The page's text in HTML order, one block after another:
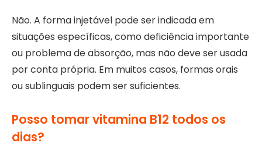
Não. A forma injetável pode ser indicada em
situações específicas, como deficiência importante
ou problema de absorção, mas não deve ser usada
por conta própria. Em muitos casos, formas orais
ou sublinguais podem ser suficientes.
Posso tomar vitamina B12 todos os
dias?